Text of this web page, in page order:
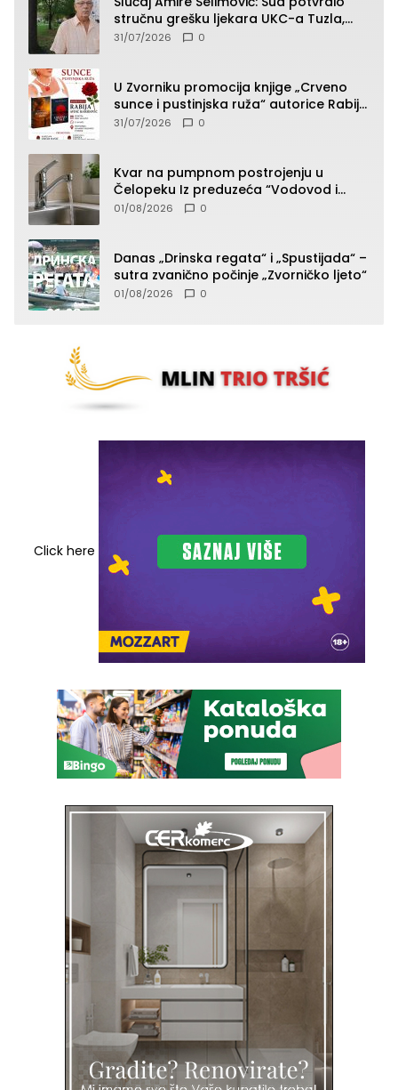
stručnu grešku ljekara UKC-a Tuzla,
presudan dokaz ostala obdukcija
31/07/2026 0
U Zvorniku promocija knjige „Crveno
sunce i pustinjska ruža“ autorice Rabije
Avdić-Hamidović
31/07/2026 0
Kvar na pumpnom postrojenju u
Čelopeku Iz preduzeća “Vodovod i
komunalije”
01/08/2026 0
Danas „Drinska regata“ i „Spustijada“ –
sutra zvanično počinje „Zvorničko ljeto“
01/08/2026 0
Click here